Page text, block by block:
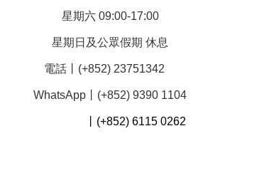
星期六 09:00-17:00
星期日及公眾假期 休息
電話丨(+852) 23751342
WhatsApp丨(+852) 9390 1104
丨(+852) 6115 0262